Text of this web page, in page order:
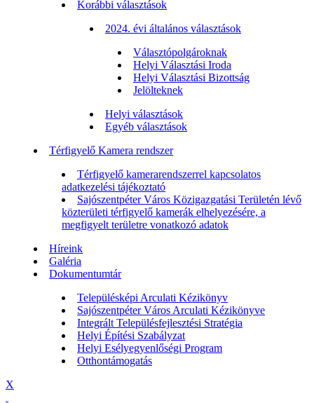
Korábbi választások
2024. évi általános választások
Választópolgároknak
Helyi Választási Iroda
Helyi Választási Bizottság
Jelölteknek
Helyi választások
Egyéb választások
Térfigyelő Kamera rendszer
Térfigyelő kamerarendszerrel kapcsolatos
adatkezelési tájékoztató
Sajószentpéter Város Közigazgatási Területén lévő
közterületi térfigyelő kamerák elhelyezésére, a
megfigyelt területre vonatkozó adatok
Híreink
Galéria
Dokumentumtár
Településképi Arculati Kézikönyv
Sajószentpéter Város Arculati Kézikönyve
Integrált Településfejlesztési Stratégia
Helyi Építési Szabályzat
Helyi Esélyegyenlőségi Program
Otthontámogatás
X